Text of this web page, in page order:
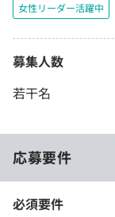
女性リーダー活躍中
募集人数
若干名
応募要件
必須要件